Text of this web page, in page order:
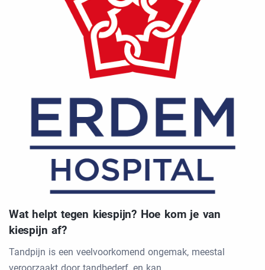
Wat helpt tegen kiespijn? Hoe kom je van
kiespijn af?
Tandpijn is een veelvoorkomend ongemak, meestal